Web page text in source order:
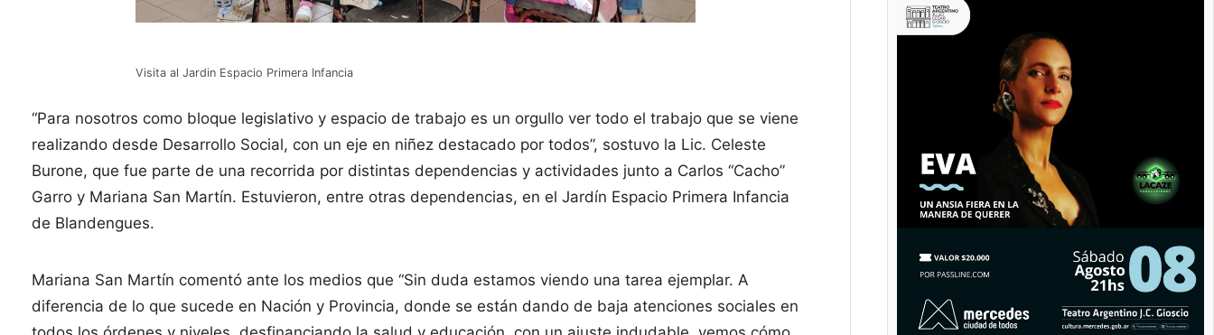
Visita al Jardin Espacio Primera Infancia
“Para nosotros como bloque legislativo y espacio de trabajo es un orgullo ver todo el trabajo que se viene
realizando desde Desarrollo Social, con un eje en niñez destacado por todos”, sostuvo la Lic. Celeste
Burone, que fue parte de una recorrida por distintas dependencias y actividades junto a Carlos “Cacho”
Garro y Mariana San Martín. Estuvieron, entre otras dependencias, en el Jardín Espacio Primera Infancia
de Blandengues.
Mariana San Martín comentó ante los medios que “Sin duda estamos viendo una tarea ejemplar. A
diferencia de lo que sucede en Nación y Provincia, donde se están dando de baja atenciones sociales en